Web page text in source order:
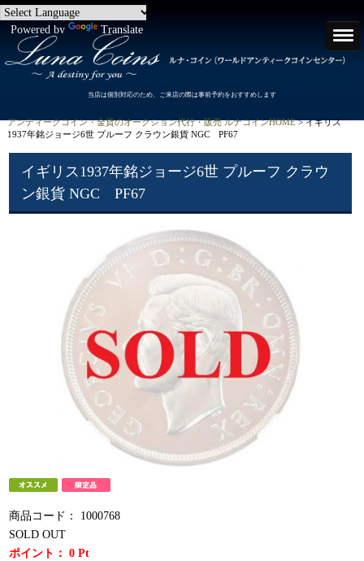
Powered by Translate
当店は個別対応のため、ご来店の際は事前予約をおすすめします
アンティークコイン・金貨のオークション代行・販売 ルナコインHOME> イギリス
1937年銘ジョージ6世 プルーフ クラウン銀貨 NGC PF67
イギリス1937年銘ジョージ6世 プルーフ クラウ
ン銀貨 NGC PF67
商品コード：
1000768
SOLD OUT
ポイント：0 Pt